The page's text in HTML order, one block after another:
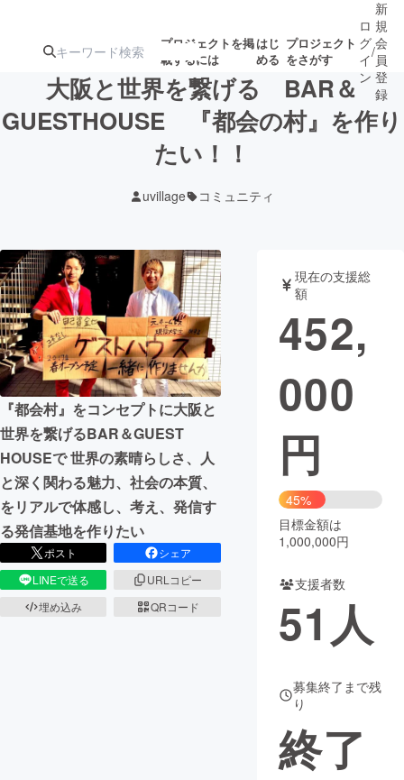
プロジェクトを掲
載するには
はじ
める
プロジェクト
をさがす
注目の新着プロ 募集終了が近いプ
テクノロジー・ガジェット
映像・映画 書籍・雑誌
ビジネス・起業 チャレンジ
まちづくり・地域活性化
CAMPFIRE for Social Good
CAMPFIRE Creation
CAMPFIREふるさと納税
コミュニティ
ロ
グ
イ
ン
/
新
規
会
員
登
録
大阪と世界を繋げる BAR＆
GUESTHOUSE 『都会の村』を作り
たい！！
uvillage コミュニティ
『都会村』をコンセプトに大阪と
世界を繋げるBAR＆GUEST
HOUSEで 世界の素晴らしさ、人
と深く関わる魅力、社会の本質、
をリアルで体感し、考え、発信す
る発信基地を作りたい
ポスト
シェア
LINEで送る
URLコピー
埋め込み
QRコード
現在の支援総
額
452,
000
円
45%
目標金額は
1,000,000円
支援者数
51 人
募集終了まで残
り
終了